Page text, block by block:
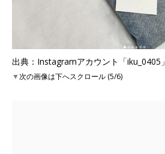
出典：Instagramアカウント「iku_0405」
▼次の画像は下へスクロール (5/6)